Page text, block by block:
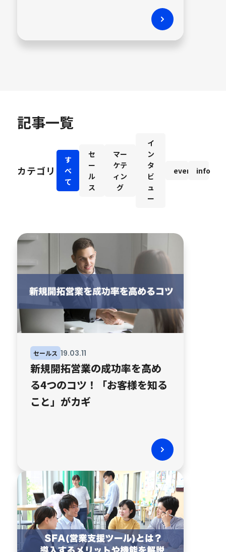
記事一覧
カテゴリ
す
べ
て
セ
ー
ル
ス
マー
ケテ
ィン
グ
イ
ン
タ
ビ
ュ
ー
event info
セールス 19.03.11
新規開拓営業の成功率を高め
る4つのコツ！「お客様を知る
こと」がカギ